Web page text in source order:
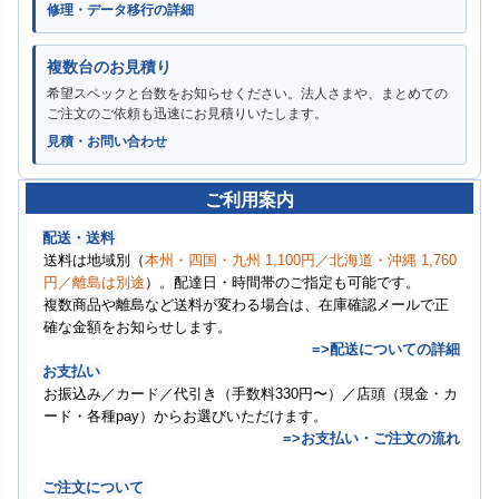
修理・データ移行の詳細
複数台のお見積り
希望スペックと台数をお知らせください。法人さまや、まとめての
ご注文のご依頼も迅速にお見積りいたします。
見積・お問い合わせ
ご利用案内
配送・送料
送料は地域別（本州・四国・九州 1,100円／北海道・沖縄 1,760
円／離島は別途 ）。配達日・時間帯のご指定も可能です。
複数商品や離島など送料が変わる場合は、在庫確認メールで正
確な金額をお知らせします。
=>配送についての詳細
お支払い
お振込み／カード／代引き（手数料330円〜）／店頭（現金・カ
ード・各種pay）からお選びいただけます。
=>お支払い・ご注文の流れ
ご注文について